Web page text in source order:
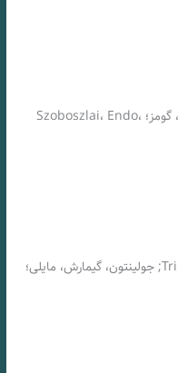
آلیسون؛ الکساندر-آرنولد، کوناته، ون دایک، گومز؛ Szoboszlai، Endo،
دوبراوکا؛ Trippier، Schar، Botman، Burn; جولینتون، گیمارش، مایلی؛